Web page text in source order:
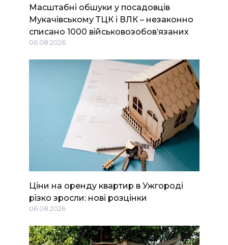
Масштабні обшуки у посадовців
Мукачівському ТЦК і ВЛК – незаконно
списано 1000 військовозобов’язаних
06.08.2026
Ціни на оренду квартир в Ужгороді
різко зросли: нові розцінки
06.08.2026